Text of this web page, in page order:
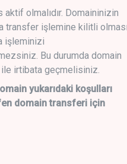
aktif olmalıdır. Domaininizin
transfer işlemine kilitli olması
işleminizi
Bu durumda domain
ile irtibata geçmelisiniz.
yukarıdaki koşulları
domain transferi için